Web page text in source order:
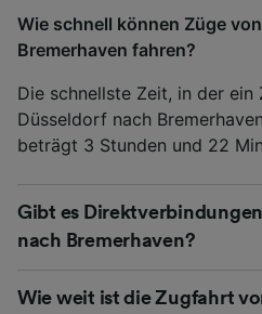
Wie schnell können Züge
Bremerhaven fahren?
Die schnellste Zeit, in der
Düsseldorf nach
beträgt 3 Stunden und 22
Gibt es
nach Bremerhaven?
Wie weit ist die Zugfahrt